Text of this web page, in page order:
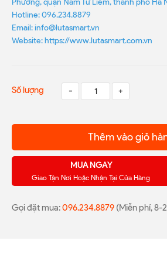
Phương, quận Nam Từ Liêm, thành phố Hà
Hotline: 096.234.8879
Email: info@lutasmart.vn
Website: https://www.lutasmart.com.vn
Số lượng - +
Thêm vào giỏ
MUA NGAY
Giao Tận Nơi Hoặc Nhận Tại Cửa Hàng
Gọi đặt mua:096.234.8879 (Miễn phí, 8-